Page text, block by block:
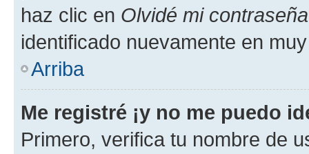
haz clic en Olvidé mi contraseña
identificado nuevamente en
Arriba
Me registré ¡y no me puedo
Primero, verifica tu nombre de